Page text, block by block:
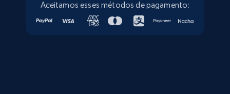
Aceitamos esses métodos de pagamento: